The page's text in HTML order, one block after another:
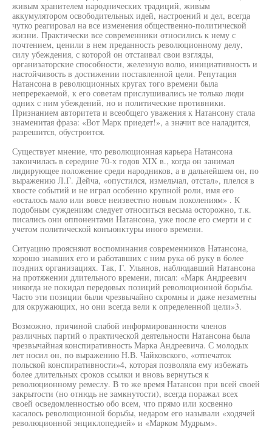
живым хранителем народнических традиций, живым
аккумулятором освободительных идей, настроений и дел, всегда
чутко реагировал на все изменения общественно-политической
жизни. Практически все современники относились к нему с
почтением, ценили в нем преданность революционному делу,
силу убеждения, с которой он отстаивал свои взгляды,
организаторские способности, железную волю, инициативность и
настойчивость в достижении поставленной цели. Репутация
Натансона в революционных кругах того времени была
непререкаемой, к его советам прислушивались не только люди
одних с ним убеждений, но и политические противники.
Признанием авторитета и всеобщего уважения к Натансону стала
знаменитая фраза: «Вот Марк приедет!», а значит все наладится,
разрешится, обустроится.
Существует мнение, что революционная карьера Натансона
закончилась в середине 70-х годов XIX в., когда он занимал
лидирующее положение среди народников, а в дальнейшем он, по
выражению Л.Г. Дейча, «опустился, измельчал, отстал», плелся в
хвосте событий и не играл особенно крупной роли, имя его
«осталось мало или вовсе неизвестно новым поколениям» . К
подобным суждениям следует относиться весьма осторожно, т.к.
писались они оппонентами Натансона, уже после его смерти и с
учетом политической конъюнктуры иного времени.
Ситуацию проясняют воспоминания современников Натансона,
хорошо знавших его и работавших с ним рука об руку в более
поздних организациях. Так, Г. Ульянов, наблюдавший Натансона
на протяжении длительного времени, писал: «Марк Андреевич
никогда не покидал передовых позиций революционной борьбы.
Часто эти позиции были чрезвычайно скромны и даже незаметны
для окружающих, но они всегда вели к определенной цели»3.
Возможно, причиной слабой информированности членов
различных партий о практической деятельности Натансона была
чрезвычайная конспиративность Марка Андреевича. С молодых
лет носил он, по выражению Н.В. Чайковского, «отпечаток
польской конспиративности»4, которая позволяла ему избежать
более длительных сроков ссылки и вновь вернуться к
революционному ремеслу. В то же время Натансон при всей своей
закрытости (но отнюдь не замкнутости), всегда поражал всех
своей осведомленностью обо всем, что прямо или косвенно
касалось революционной борьбы, недаром его называли «ходячей
революционной энциклопедией» и «Марком Мудрым».